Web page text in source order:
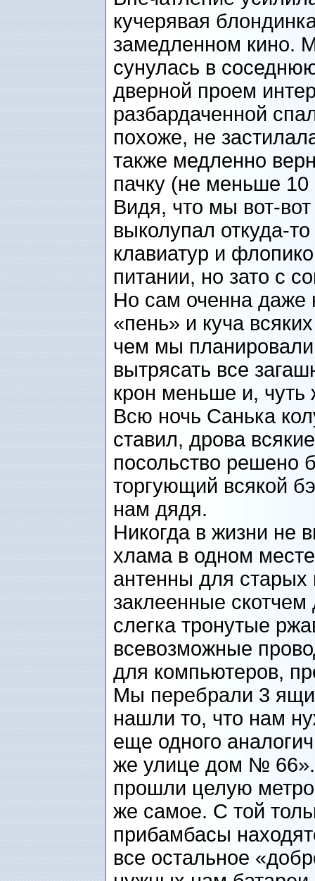
кучерявая
замедленном кино.
сунулась в
дверной проем
разбардаченной
похоже, не
также медленно
пачку (не меньше
Видя, что мы вот-
выколупал откуда-
клавиатур и
питании, но зато с
Но сам оченна даже
«пень» и куча
чем мы
вытрясать все
крон меньше и,
Всю ночь Санька
ставил, дрова
посольство решено
торгующий всякой
нам дядя.
Никогда в жизни не
хлама в одном
антенны для
заклеенные
слегка тронутые
всевозможные
для компьютеров,
Мы перебрали 3
нашли то, что нам
еще одного
же улице дом № 66».
прошли целую
же самое. С той
прибамбасы
все остальное